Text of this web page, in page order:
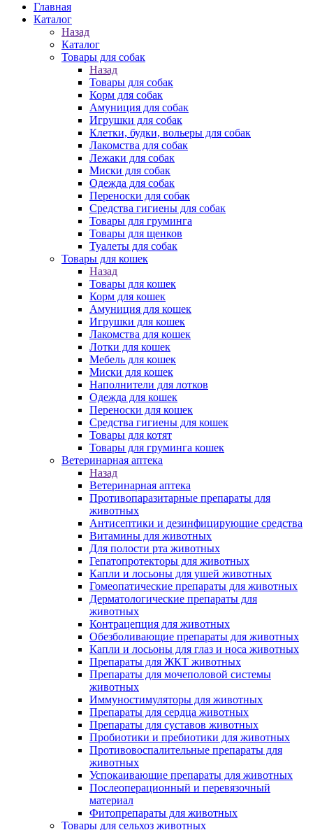
Главная
Каталог
Назад
Каталог
Товары для собак
Назад
Товары для собак
Корм для собак
Амуниция для собак
Игрушки для собак
Клетки, будки, вольеры для собак
Лакомства для собак
Лежаки для собак
Миски для собак
Одежда для собак
Переноски для собак
Средства гигиены для собак
Товары для груминга
Товары для щенков
Туалеты для собак
Товары для кошек
Назад
Товары для кошек
Корм для кошек
Амуниция для кошек
Игрушки для кошек
Лакомства для кошек
Лотки для кошек
Мебель для кошек
Миски для кошек
Наполнители для лотков
Одежда для кошек
Переноски для кошек
Средства гигиены для кошек
Товары для котят
Товары для груминга кошек
Ветеринарная аптека
Назад
Ветеринарная аптека
Противопаразитарные препараты для
животных
Антисептики и дезинфицирующие средства
Витамины для животных
Для полости рта животных
Гепатопротекторы для животных
Капли и лосьоны для ушей животных
Гомеопатические препараты для животных
Дерматологические препараты для
животных
Контрацепция для животных
Обезболивающие препараты для животных
Капли и лосьоны для глаз и носа животных
Препараты для ЖКТ животных
Препараты для мочеполовой системы
животных
Иммуностимуляторы для животных
Препараты для сердца животных
Препараты для суставов животных
Пробиотики и пребиотики для животных
Противовоспалительные препараты для
животных
Успокаивающие препараты для животных
Послеоперационный и перевязочный
материал
Фитопрепараты для животных
Товары для сельхоз животных